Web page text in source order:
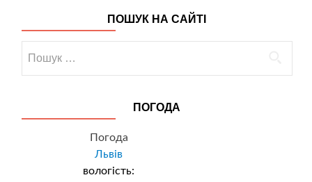
ПОШУК НА САЙТІ
ПОГОДА
Погода
Львів
вологість: